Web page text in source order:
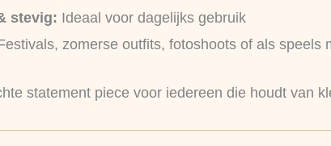
stevig: Ideaal voor dagelijks gebruik
zomerse outfits, fotoshoots of als speels
statement piece voor iedereen die houdt van